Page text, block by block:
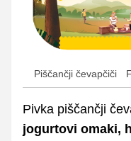
Piščančji čevapčiči
Pivka piščančji
jogurtovi omaki,